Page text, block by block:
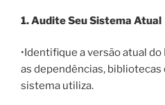
1. Audite Seu Sistema Atual
•Identifique a versão atual
as dependências,
sistema utiliza.